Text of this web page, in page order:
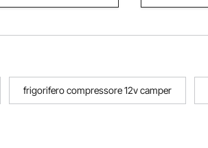
frigorifero compressore 12v camper